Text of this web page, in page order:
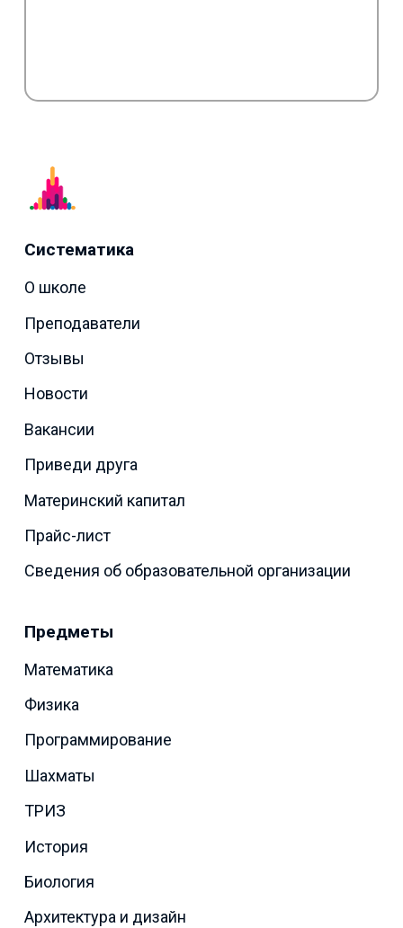
Систематика
О школе
Преподаватели
Отзывы
Новости
Вакансии
Приведи друга
Материнский капитал
Прайс-лист
Сведения об образовательной организации
Предметы
Математика
Физика
Программирование
Шахматы
ТРИЗ
История
Биология
Архитектура и дизайн